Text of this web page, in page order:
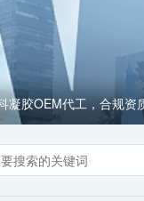
凝胶OEM代工，合规资